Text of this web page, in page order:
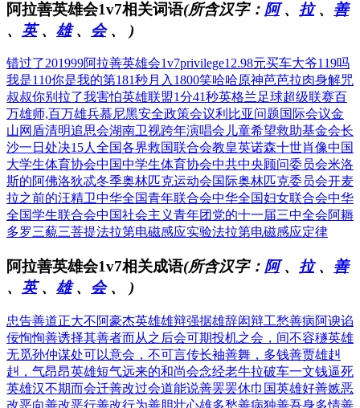
阿拉善英雄会1v7相关词语(所含汉字： 阿、 拉、 善
、 英、 雄、 会、 )
错过了201999阿拉善英雄会1v7privilege12.98元买车大爷119吗
我是110你是我的第181秒月入1800笑哈哈原神芭芭拉肉身解咒
叔叔你别拉了我害怕英雄联盟1分41秒英格兰足球超级联赛百
万雄师,百万雄兵慕尼黑安全政策会议利比亚问题国际会议金
山网盾清明追思会湖南卫视跨年演唱会 儿童希望救助基金会长
沙一日处决15人 全国各界救国联合会教皇英诺森十世肖像中国
大学生体育协会中国中学生体育协会中共中央顾问委员会米洛
斯的阿佛洛狄忒冬季奥林匹克运动会国际奥林匹克委员会开麦
拉之前的汪精卫中华全国青年联合会中华全国妇女联合会中华
全国学生联合会中国社会主义青年团 党的十一届三中全会阿耨
多罗三藐三菩提法拉第电磁感应实验法拉第电磁感应定律
阿拉善英雄会1v7相关成语(所含汉字： 阿、 拉、 善
、 英、 雄、 会、 )
忠告善道正大不阿豪杰英雄雄辩强据雄辞闳辩工愁善病阿谀谄
佞恂恂善诱择其善者而从之 后会可期投机之会，间不容穟英雄
无觅孙仲谋处可以意会，不可言传长袖善舞，多钱善贾雄赳
赳，气昂昂英雄短气远来的和尚会念经老牛拉破车一文钱逼死
英雄汉不期而会迁善改过会道能说善罢罢休巾国英雄好善嫉恶
改恶向善改恶行善改行为善胆壮心雄多愁善病独善吾身多情善